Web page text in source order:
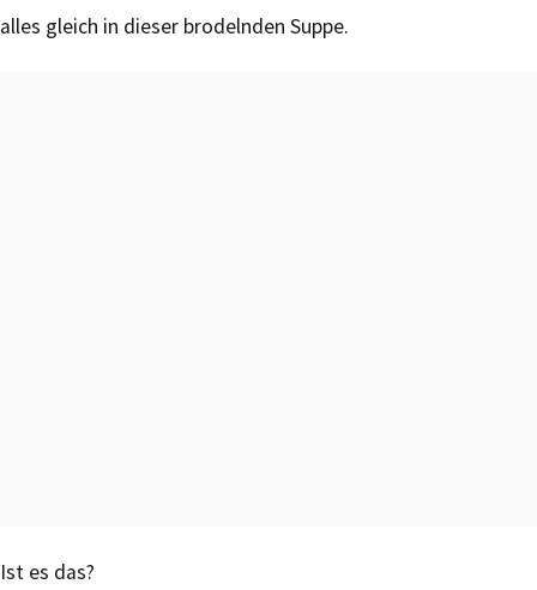
alles gleich in dieser brodelnden Suppe.
Ist es das?